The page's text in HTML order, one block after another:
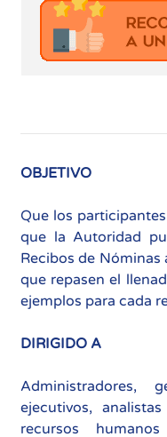
OBJETIVO
Que los
que la Autoridad
Recibos de
que repasen el
ejemplos para cada
DIRIGIDO A
Administradores,
ejecutivos,
recursos